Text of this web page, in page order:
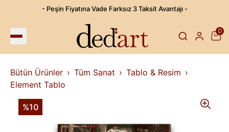
- Peşin Fiyatına Vade Farksız 3 Taksit Avantajı -
0
Bütün Ürünler Tüm Sanat
Tablo & Resim
Element Tablo
%10